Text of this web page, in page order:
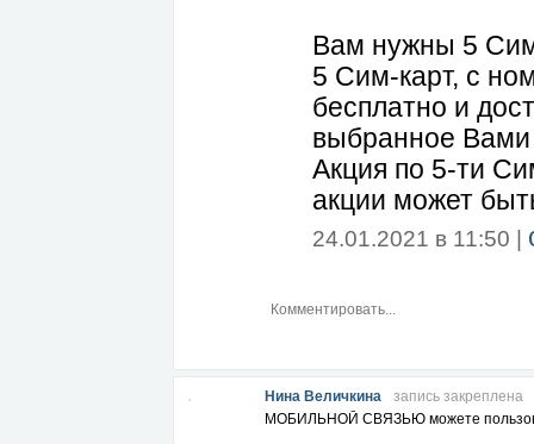
Вам нужны 5
5 Сим-карт, с
бесплатно и
выбранное
Акция по 5-ти
акции может
24.01.2021 в 11:50 |
Нина Величкина
запись закреплена
МОБИЛЬНОЙ СВЯЗЬЮ можете